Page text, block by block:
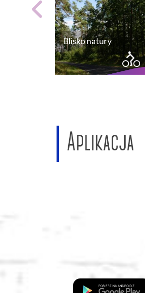
Blisko natury
Aplikacja